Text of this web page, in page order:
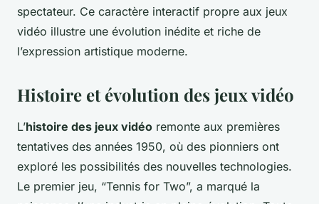
spectateur. Ce caractère interactif propre aux jeux
vidéo illustre une évolution inédite et riche de
l’expression artistique moderne.
Histoire et évolution des jeux vidéo
L’histoire des jeux vidéo remonte aux premières
tentatives des années 1950, où des pionniers ont
exploré les possibilités des nouvelles technologies.
Le premier jeu, “Tennis for Two”, a marqué la